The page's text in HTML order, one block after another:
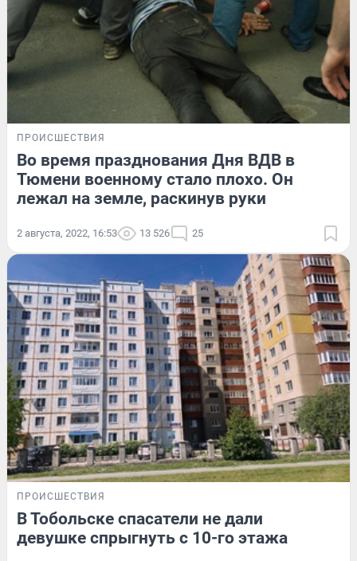
ПРОИСШЕСТВИЯ
Во время празднования Дня ВДВ в
Тюмени военному стало плохо. Он
лежал на земле, раскинув руки
2 августа, 2022, 16:53 13 526 25
ПРОИСШЕСТВИЯ
В Тобольске спасатели не дали
девушке спрыгнуть с 10-го этажа